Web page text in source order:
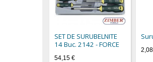
SET DE SURUBELNITE
14 Buc. 2142 - FORCE
54,15 €